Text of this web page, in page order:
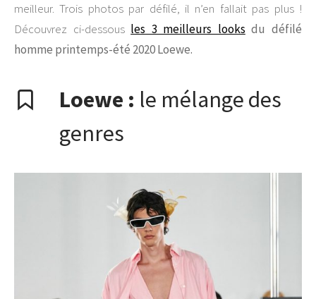
meilleur. Trois photos par défilé, il n’en fallait pas plus !
Découvrez ci-dessous les 3 meilleurs looks du défilé
homme printemps-été 2020 Loewe.
Loewe : le mélange des
genres